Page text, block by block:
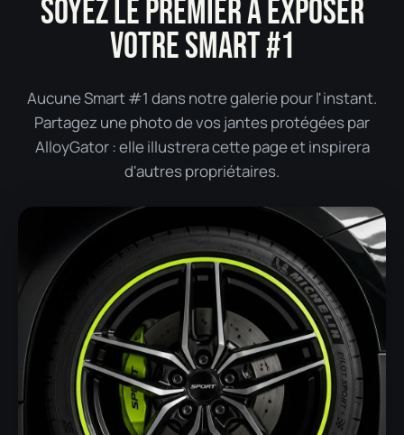
SOYEZ LE PREMIER À EXPOSER
VOTRE SMART #1
Aucune Smart #1 dans notre galerie pour l'instant.
Partagez une photo de vos jantes protégées par
AlloyGator : elle illustrera cette page et inspirera
d'autres propriétaires.